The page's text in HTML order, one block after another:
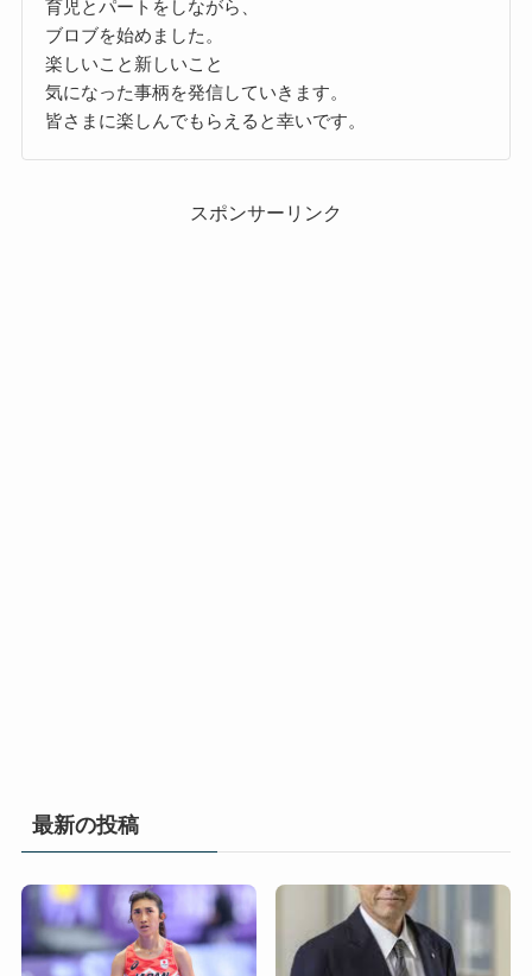
育児とパートをしながら、
ブロブを始めました。
楽しいこと新しいこと
気になった事柄を発信していきます。
皆さまに楽しんでもらえると幸いです。
スポンサーリンク
最新の投稿